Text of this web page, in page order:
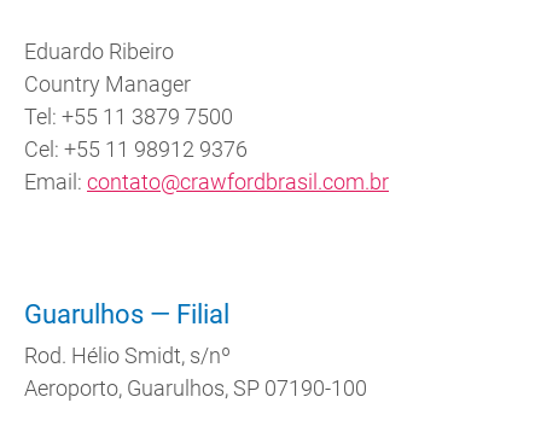
Eduardo Ribeiro
Country Manager
Tel: +55 11 3879 7500
Cel: +55 11 98912 9376
Email: contato@crawfordbrasil.com.br
Guarulhos — Filial
Rod. Hélio Smidt, s/nº
Aeroporto, Guarulhos, SP 07190-100